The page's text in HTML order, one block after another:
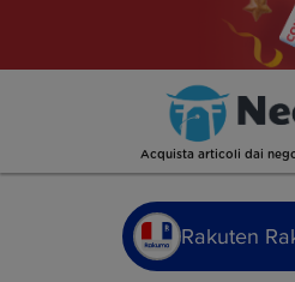
Acquista articoli dai
Rakuten